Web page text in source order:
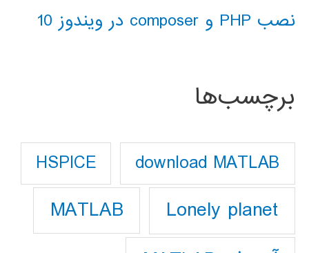
نصب PHP و composer در ویندوز 10
برچسب‌ها
download MATLAB
HSPICE
Lonely planet
MATLAB